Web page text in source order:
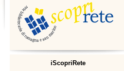
iScopriRete